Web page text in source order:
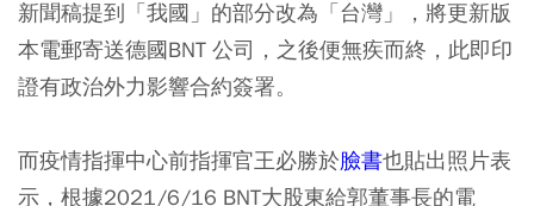
新聞稿提到「我國」的部分改為「台灣」，將更新版
本電郵寄送德國BNT 公司，之後便無疾而終，此即印
證有政治外力影響合約簽署。
而疫情指揮中心前指揮官王必勝於臉書也貼出照片表
示，根據2021/6/16 BNT大股東給郭董事長的電